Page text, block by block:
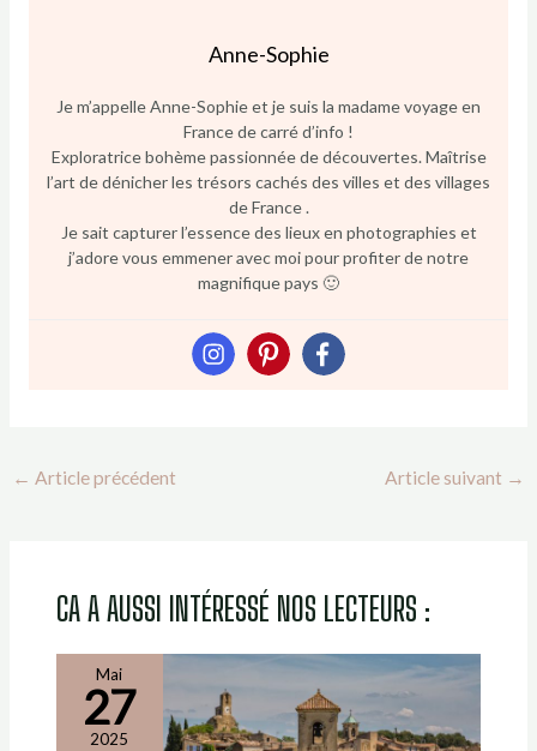
Anne-Sophie
Je m’appelle Anne-Sophie et je suis la madame voyage en
France de carré d’info !
Exploratrice bohème passionnée de découvertes. Maîtrise
l’art de dénicher les trésors cachés des villes et des villages
de France .
Je sait capturer l’essence des lieux en photographies et
j’adore vous emmener avec moi pour profiter de notre
magnifique pays 🙂
← Article précédent Article suivant →
CA A AUSSI INTÉRESSÉ NOS LECTEURS :
Mai
27
2025